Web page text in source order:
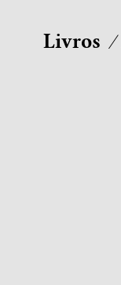
Livros